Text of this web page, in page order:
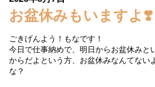
お盆休みもいますよ❣️
ごきげんよう！もなです！
今日で仕事納めで、明日からお盆休みと
からだよという方、お盆休みなんてない
な？